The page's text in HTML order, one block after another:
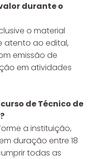
durante o
o material
atento ao edital,
emissão de
em atividades
de Técnico de
a instituição,
duração entre 18
todas as